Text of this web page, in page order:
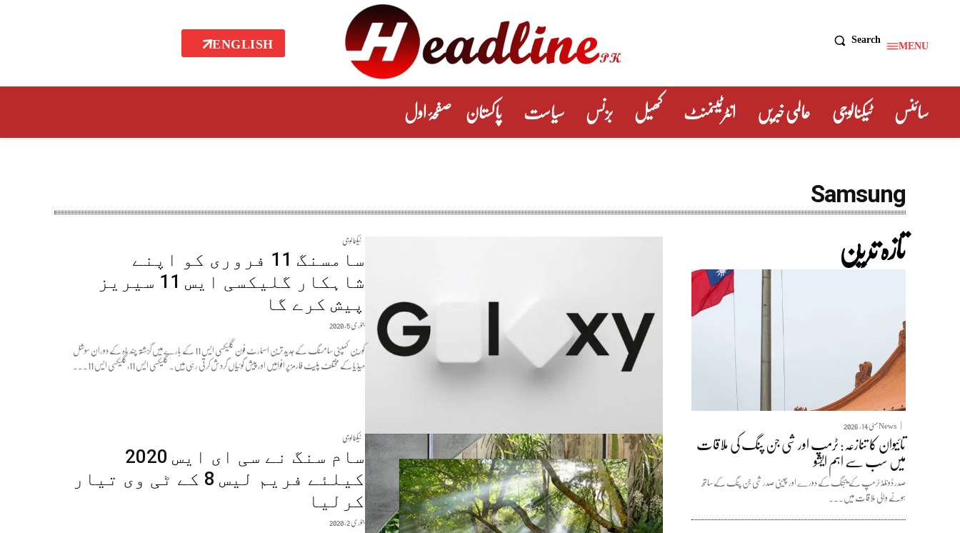
MENU
Search
ENGLISH
سائنس ٹیکنالوجی عالمی خبریں انٹرٹینمنٹ کھیل بزنس سیاست پاکستان صفحۂ اول
Samsung
ٹیکنالوجی
سامسنگ 11 فروری کو اپنے
شاہکار گلیکسی ایس 11 سیریز
پیش کرے گا
جنوری 5, 2020
کورین کمپنی سامسنگ کے جدید ترین اسمارٹ فون گلیکسی ایس 11 کے بارے میں گزشتہ چند ماہ کے دوران سوشل
میڈیا کے مختلف پلیٹ فارمز پر افواہیں اور پیش گوئیاں گردش کرتی رہی ہیں۔ گلیکسی ایس 11،گلیکسی ایس 11...
ٹیکنالوجی
سام سنگ نے سی ای ایس 2020
کیلئے فریم لیس 8 کے ٹی وی تیار
کرلیا
جنوری 2, 2020
تازہ ترین
Newsمئی 14, 2026
تائیوان کا تنازعہ: ٹرمپ اور شی جن پنگ کی ملاقات
میں سب سے اہم ایشو
صدر ڈونلڈ ٹرمپ کے بیجنگ کے دورے اور چینی صدر شی جن پنگ کے ساتھ
ہونے والی ملاقات میں...